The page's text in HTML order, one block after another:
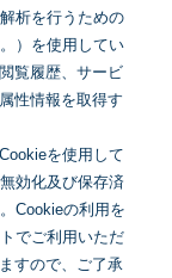
析を行うための
）を使用してい
覧履歴、サービ
性情報を取得す
を使用して
効化及び保存済
Cookieの利用を
でご利用いただ
すので、ご了承